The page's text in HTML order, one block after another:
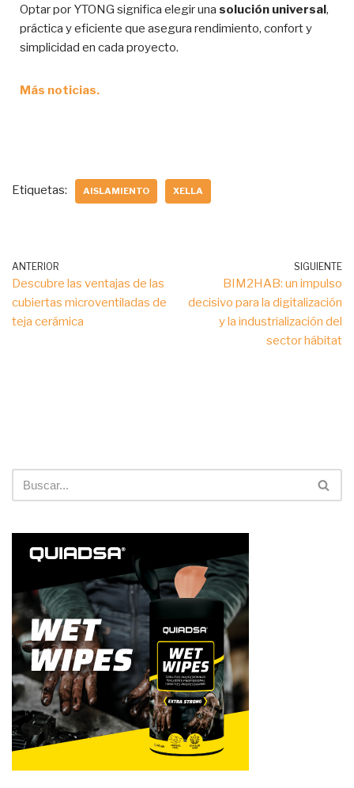
Optar por YTONG significa elegir una solución universal,
práctica y eficiente que asegura rendimiento, confort y
simplicidad en cada proyecto.
Más noticias.
Etiquetas: AISLAMIENTO XELLA
ANTERIOR
Descubre las ventajas de las
cubiertas microventiladas de
teja cerámica
SIGUIENTE
BIM2HAB: un impulso
decisivo para la digitalización
y la industrialización del
sector hábitat